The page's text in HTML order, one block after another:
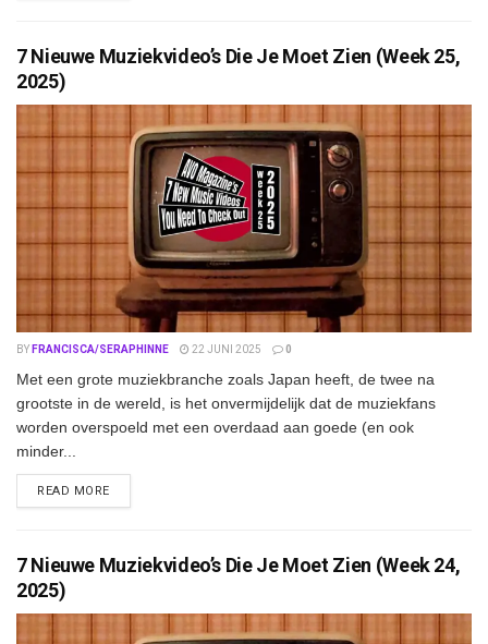
7 Nieuwe Muziekvideo’s Die Je Moet Zien (Week 25,
2025)
BY FRANCISCA/SERAPHINNE 22 JUNI 2025 0
Met een grote muziekbranche zoals Japan heeft, de twee na
grootste in de wereld, is het onvermijdelijk dat de muziekfans
worden overspoeld met een overdaad aan goede (en ook
minder...
READ MOREDETAILS
7 Nieuwe Muziekvideo’s Die Je Moet Zien (Week 24,
2025)